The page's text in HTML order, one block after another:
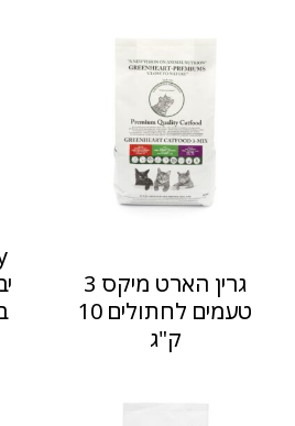
גרין הארט מיקס 3
טעמים לחתולים 10
ק"ג